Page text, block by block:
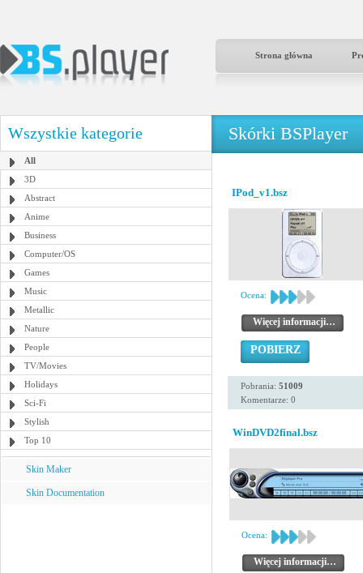
Strona główna
Wszystkie kategorie
All
3D
Abstract
Anime
Business
Computer/OS
Games
Music
Metallic
Nature
People
TV/Movies
Holidays
Sci-Fi
Stylish
Top 10
Skin Maker
Skin Documentation
Skórki BSPlayer
IPod_v1.bsz
Ocena:
Więcej informacji…
POBIERZ
Pobrania: 51009
Komentarze: 0
WinDVD2final.bsz
Ocena:
Więcej informacji…